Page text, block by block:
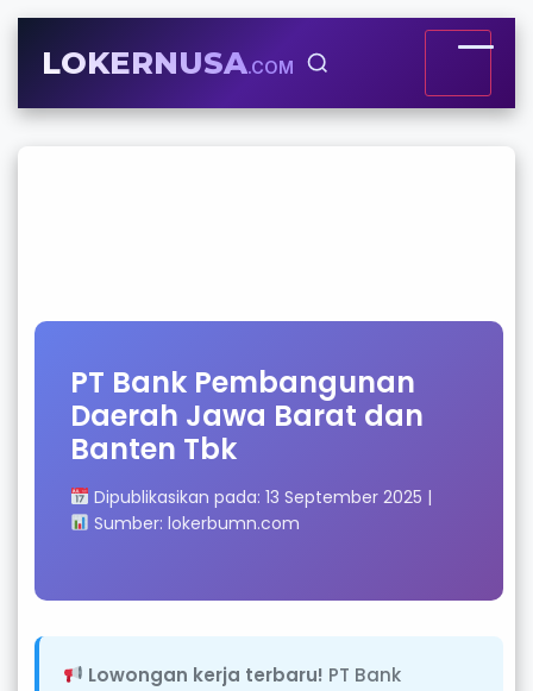
LOKERNUSA.COM
PT Bank Pembangunan
Daerah Jawa Barat dan
Banten Tbk
Dipublikasikan pada: 13 September 2025 |
Sumber: lokerbumn.com
Lowongan kerja terbaru! PT Bank